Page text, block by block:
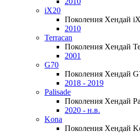
iX20
Поколения Хендай
2010
Terracan
Поколения Хендай
2001
G70
Поколения Хендай
2018 - 2019
Palisade
Поколения Хендай
2020 - н.в.
Kona
Поколения Хендай